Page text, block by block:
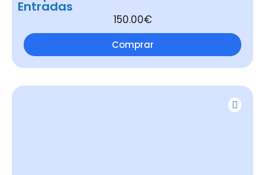
Entradas
150.00€
Comprar